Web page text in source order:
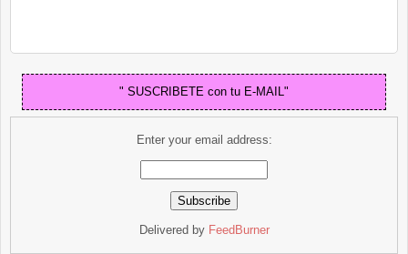
" SUSCRIBETE con tu E-MAIL"
Enter your email address:
Delivered by FeedBurner